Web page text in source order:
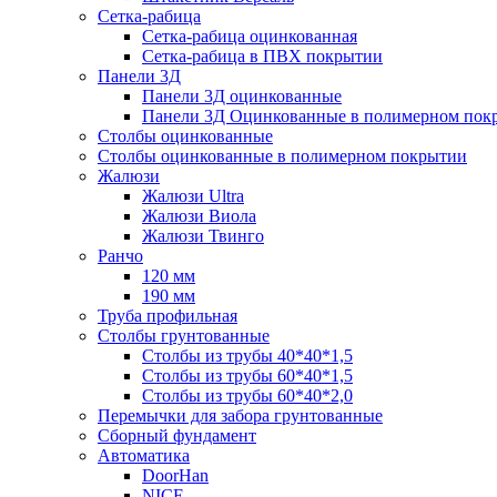
Сетка-рабица
Сетка-рабица оцинкованная
Сетка-рабица в ПВХ покрытии
Панели 3Д
Панели 3Д оцинкованные
Панели 3Д Оцинкованные в полимерном
Столбы оцинкованные
Столбы оцинкованные в полимерном покрытии
Жалюзи
Жалюзи Ultra
Жалюзи Виола
Жалюзи Твинго
Ранчо
120 мм
190 мм
Труба профильная
Столбы грунтованные
Столбы из трубы 40*40*1,5
Столбы из трубы 60*40*1,5
Столбы из трубы 60*40*2,0
Перемычки для забора грунтованные
Сборный фундамент
Автоматика
DoorHan